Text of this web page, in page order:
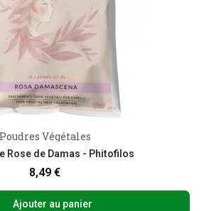
Aperçu rapide
Poudres Végétales
Rose de Damas - Phitofilos
8,49 €
Ajouter au panier